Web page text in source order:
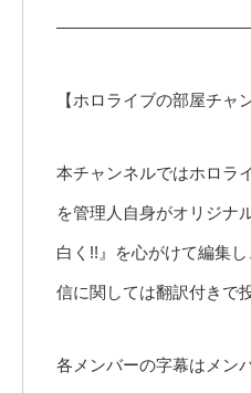
【ホロライブの部屋チャ
本チャンネルではホロラ
を管理人自身がオリジナ
白く!!』を心がけて編集
信に関しては翻訳付きで
各メンバーの字幕はメン